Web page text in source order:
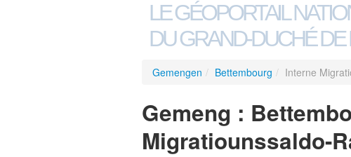
LE GÉOPORTAIL
DU GRAND-DUCHÉ
Gemengen / Bettembourg / Interne
Gemeng :
Migratiounssaldo-